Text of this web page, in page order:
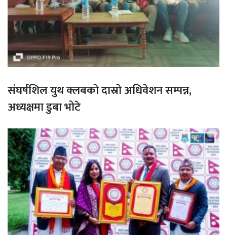
संघर्षशिल युथ क्लबको दास्रो अधिवेशन सम्पन्न,
अध्यक्षमा डुबा भोटे